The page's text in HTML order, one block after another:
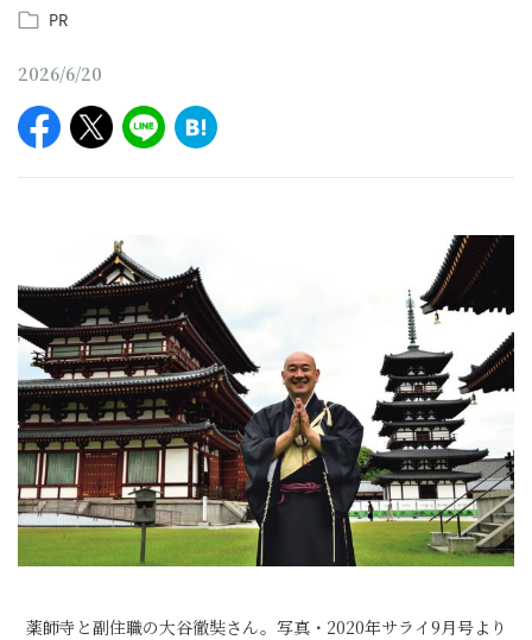
PR
2026/6/20
薬師寺と副住職の大谷徹奘さん。写真・2020年サライ9月号より